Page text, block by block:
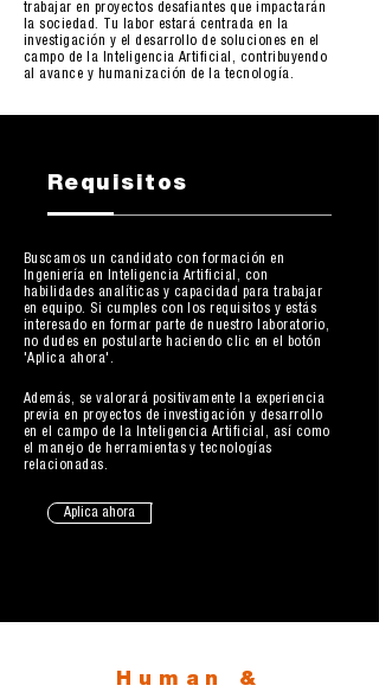
trabajar en proyectos desafiantes que impactarán
la sociedad. Tu labor estará centrada en la
investigación y el desarrollo de soluciones en el
campo de la Inteligencia Artificial, contribuyendo
al avance y humanización de la tecnología.
Requisitos
Buscamos un candidato con formación en
Ingeniería en Inteligencia Artificial, con
habilidades analíticas y capacidad para trabajar
en equipo. Si cumples con los requisitos y estás
interesado en formar parte de nuestro laboratorio,
no dudes en postularte haciendo clic en el botón
'Aplica ahora'.
Además, se valorará positivamente la experiencia
previa en proyectos de investigación y desarrollo
en el campo de la Inteligencia Artificial, así como
el manejo de herramientas y tecnologías
relacionadas.
Aplica ahora
Human &